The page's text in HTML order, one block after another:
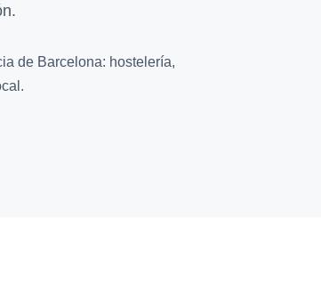
de Barcelona: hostelería,